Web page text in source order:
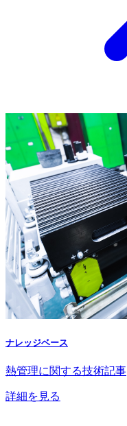
ナレッジベース
熱管理に関する技術記事
詳細を見る